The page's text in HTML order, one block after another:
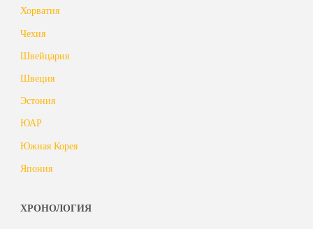
Хорватия
Чехия
Швейцария
Швеция
Эстония
ЮАР
Южная Корея
Япония
ХРОНОЛОГИЯ